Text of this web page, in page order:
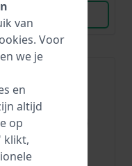
van
. Voor
we je
en
altijd
op
klikt,